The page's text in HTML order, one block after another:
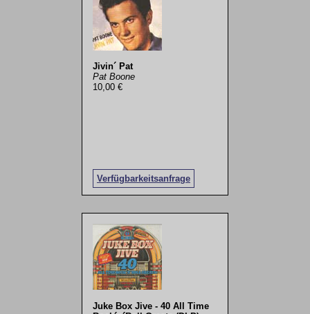
Jivin´ Pat
Pat Boone
10,00 €
Verfügbarkeitsanfrage
Juke Box Jive - 40 All Time